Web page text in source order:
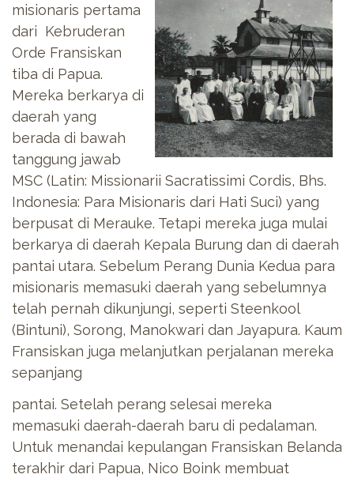
misionaris pertama
dari Kebruderan
Orde Fransiskan
tiba di Papua.
Mereka berkarya di
daerah yang
berada di bawah
tanggung jawab
MSC (Latin: Missionarii Sacratissimi Cordis, Bhs.
Indonesia: Para Misionaris dari Hati Suci) yang
berpusat di Merauke. Tetapi mereka juga mulai
berkarya di daerah Kepala Burung dan di daerah
pantai utara. Sebelum Perang Dunia Kedua para
misionaris memasuki daerah yang sebelumnya
telah pernah dikunjungi, seperti Steenkool
(Bintuni), Sorong, Manokwari dan Jayapura. Kaum
Fransiskan juga melanjutkan perjalanan mereka
sepanjang
pantai. Setelah perang selesai mereka
memasuki daerah-daerah baru di pedalaman.
Untuk menandai kepulangan Fransiskan Belanda
terakhir dari Papua, Nico Boink membuat